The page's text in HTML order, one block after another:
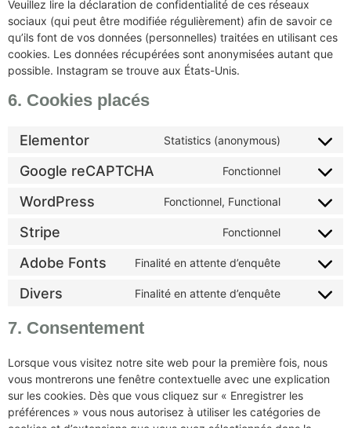
Veuillez lire la déclaration de confidentialité de ces réseaux
sociaux (qui peut être modifiée régulièrement) afin de savoir ce
qu’ils font de vos données (personnelles) traitées en utilisant ces
cookies. Les données récupérées sont anonymisées autant que
possible. Instagram se trouve aux États-Unis.
6. Cookies placés
Elementor Statistics (anonymous)
Google reCAPTCHA Fonctionnel
WordPress Fonctionnel, Functional
Stripe Fonctionnel
Adobe Fonts Finalité en attente d’enquête
Divers Finalité en attente d’enquête
7. Consentement
Lorsque vous visitez notre site web pour la première fois, nous
vous montrerons une fenêtre contextuelle avec une explication
sur les cookies. Dès que vous cliquez sur « Enregistrer les
préférences » vous nous autorisez à utiliser les catégories de